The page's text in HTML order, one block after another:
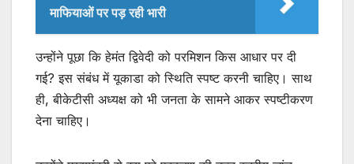
माफियाओं पर पड़ रही भारी
उन्होंने पूछा कि हेमंत द्विवेदी को परमिशन किस आधार पर दी
गई? इस संबंध में यूकाडा को स्थिति स्पष्ट करनी चाहिए। साथ
ही, बीकेटीसी अध्यक्ष को भी जनता के सामने आकर स्पष्टीकरण
देना चाहिए।